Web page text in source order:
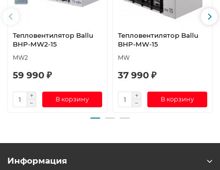
Тепловентилятор Ballu
BHP-MW2-15
MW2
59 990 ₽
В корзину
Тепловентилятор Ballu
BHP-MW-15
MW
37 990 ₽
В корзину
Информация